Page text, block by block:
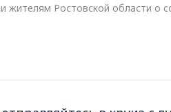
жителям Ростовской области о